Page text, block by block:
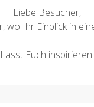
Liebe Besucher,
wo Ihr Einblick in
Lasst Euch inspirieren!